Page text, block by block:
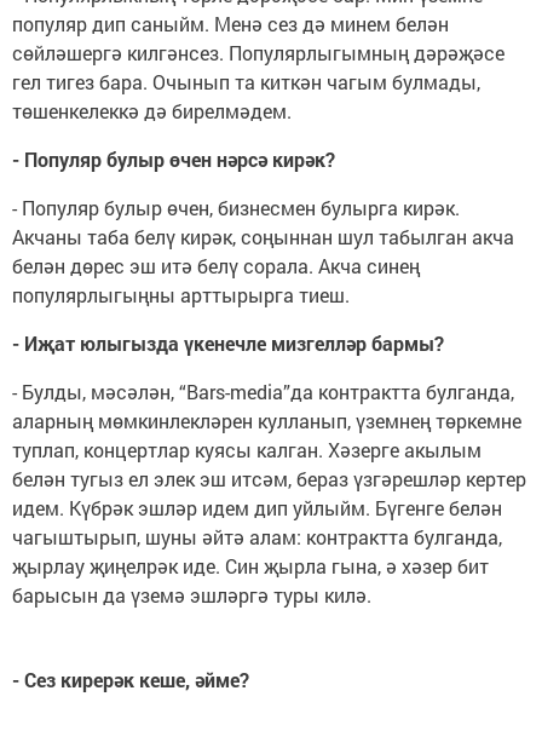
популяр дип саныйм. Менә сез дә минем белән
сөйләшергә килгәнсез. Популярлыгымның дәрәҗәсе
гел тигез бара. Очынып та киткән чагым булмады,
төшенкелеккә дә бирелмәдем.
- Популяр булыр өчен нәрсә кирәк?
- Популяр булыр өчен, бизнесмен булырга кирәк.
Акчаны таба белү кирәк, соңыннан шул табылган акча
белән дөрес эш итә белү сорала. Акча синең
популярлыгыңны арттырырга тиеш.
- Иҗат юлыгызда үкенечле мизгелләр бармы?
- Булды, мәсәлән, “Bars-media”да контрактта булганда,
аларның мөмкинлекләрен кулланып, үземнең төркемне
туплап, концертлар куясы калган. Хәзерге акылым
белән тугыз ел элек эш итсәм, бераз үзгәрешләр кертер
идем. Күбрәк эшләр идем дип уйлыйм. Бүгенге белән
чагыштырып, шуны әйтә алам: контрактта булганда,
җырлау җиңелрәк иде. Син җырла гына, ә хәзер бит
барысын да үземә эшләргә туры килә.
- Сез кирерәк кеше, әйме?